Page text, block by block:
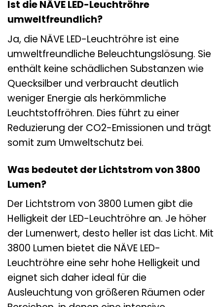
Ist die NÄVE LED-Leuchtröhre
umweltfreundlich?
Ja, die NÄVE LED-Leuchtröhre ist eine
umweltfreundliche Beleuchtungslösung. Sie
enthält keine schädlichen Substanzen wie
Quecksilber und verbraucht deutlich
weniger Energie als herkömmliche
Leuchtstoffröhren. Dies führt zu einer
Reduzierung der CO2-Emissionen und trägt
somit zum Umweltschutz bei.
Was bedeutet der Lichtstrom von 3800
Lumen?
Der Lichtstrom von 3800 Lumen gibt die
Helligkeit der LED-Leuchtröhre an. Je höher
der Lumenwert, desto heller ist das Licht. Mit
3800 Lumen bietet die NÄVE LED-
Leuchtröhre eine sehr hohe Helligkeit und
eignet sich daher ideal für die
Ausleuchtung von größeren Räumen oder